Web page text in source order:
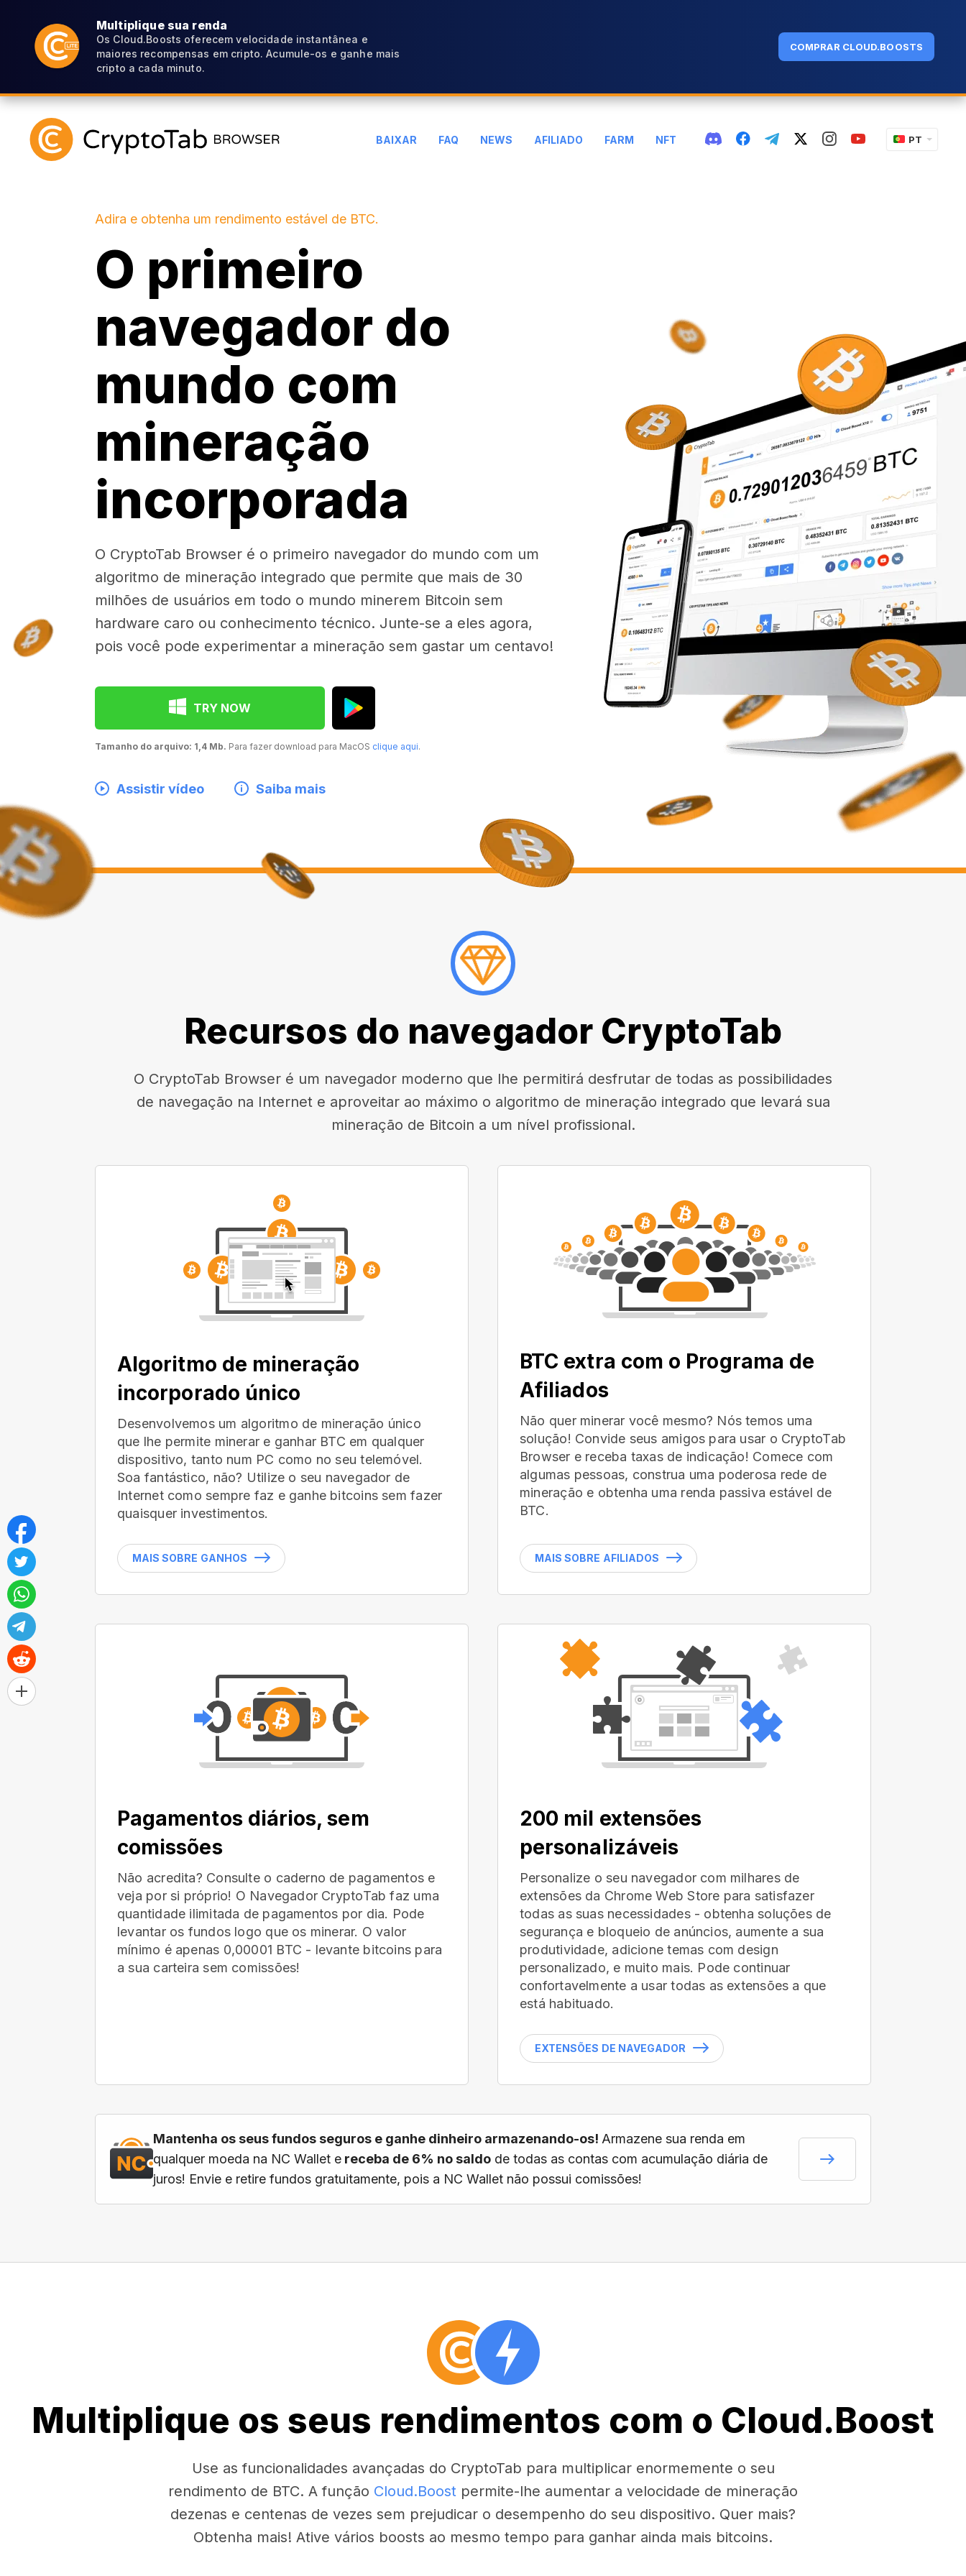
Multiplique sua renda
Os Cloud.Boosts oferecem velocidade instantânea e
maiores recompensas em cripto. Acumule-os e ganhe mais
cripto a cada minuto.
COMPRAR CLOUD.BOOSTS
BAIXAR FAQ NEWS AFILIADO FARM NFT PT
Adira e obtenha um rendimento estável de BTC.
O primeiro
navegador do
mundo com
mineração
incorporada
O CryptoTab Browser é o primeiro navegador do mundo com um
algoritmo de mineração integrado que permite que mais de 30
milhões de usuários em todo o mundo minerem Bitcoin sem
hardware caro ou conhecimento técnico. Junte-se a eles agora,
pois você pode experimentar a mineração sem gastar um centavo!
TRY NOW
Tamanho do arquivo: 1,4 Mb. Para fazer download para MacOS clique aqui.
Assistir vídeo Saiba mais
Recursos do navegador CryptoTab
O CryptoTab Browser é um navegador moderno que lhe permitirá desfrutar de todas as possibilidades
de navegação na Internet e aproveitar ao máximo o algoritmo de mineração integrado que levará sua
mineração de Bitcoin a um nível profissional.
Algoritmo de mineração
incorporado único
Desenvolvemos um algoritmo de mineração único
que lhe permite minerar e ganhar BTC em qualquer
dispositivo, tanto num PC como no seu telemóvel.
Soa fantástico, não? Utilize o seu navegador de
Internet como sempre faz e ganhe bitcoins sem fazer
quaisquer investimentos.
MAIS SOBRE GANHOS
BTC extra com o Programa de
Afiliados
Não quer minerar você mesmo? Nós temos uma
solução! Convide seus amigos para usar o CryptoTab
Browser e receba taxas de indicação! Comece com
algumas pessoas, construa uma poderosa rede de
mineração e obtenha uma renda passiva estável de
BTC.
MAIS SOBRE AFILIADOS
Pagamentos diários, sem
comissões
Não acredita? Consulte o caderno de pagamentos e
veja por si próprio! O Navegador CryptoTab faz uma
quantidade ilimitada de pagamentos por dia. Pode
levantar os fundos logo que os minerar. O valor
mínimo é apenas 0,00001 BTC - levante bitcoins para
a sua carteira sem comissões!
200 mil extensões
personalizáveis
Personalize o seu navegador com milhares de
extensões da Chrome Web Store para satisfazer
todas as suas necessidades - obtenha soluções de
segurança e bloqueio de anúncios, aumente a sua
produtividade, adicione temas com design
personalizado, e muito mais. Pode continuar
confortavelmente a usar todas as extensões a que
está habituado.
EXTENSÕES DE NAVEGADOR
Mantenha os seus fundos seguros e ganhe dinheiro armazenando-os! Armazene sua renda em
qualquer moeda na NC Wallet e receba de 6% no saldo de todas as contas com acumulação diária de
juros! Envie e retire fundos gratuitamente, pois a NC Wallet não possui comissões!
Multiplique os seus rendimentos com o Cloud.Boost
Use as funcionalidades avançadas do CryptoTab para multiplicar enormemente o seu
rendimento de BTC. A função Cloud.Boost permite-lhe aumentar a velocidade de mineração
dezenas e centenas de vezes sem prejudicar o desempenho do seu dispositivo. Quer mais?
Obtenha mais! Ative vários boosts ao mesmo tempo para ganhar ainda mais bitcoins.